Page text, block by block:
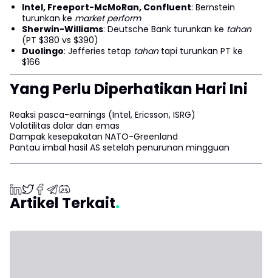
Intel, Freeport-McMoRan, Confluent: Bernstein
turunkan ke market perform
Sherwin-Williams: Deutsche Bank turunkan ke tahan
(PT $380 vs $390)
Duolingo: Jefferies tetap tahantapi turunkan PT ke
$166
Yang Perlu Diperhatikan Hari Ini
Reaksi pasca-earnings (Intel, Ericsson, ISRG)
Volatilitas dolar dan emas
Dampak kesepakatan NATO-Greenland
Pantau imbal hasil AS setelah penurunan mingguan
Artikel Terkait